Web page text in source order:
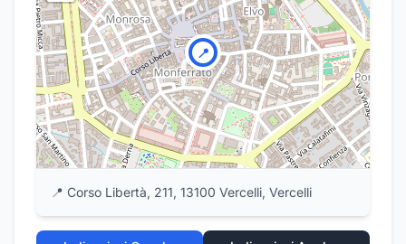
📍
📍 Corso Libertà, 211, 13100 Vercelli, Vercelli